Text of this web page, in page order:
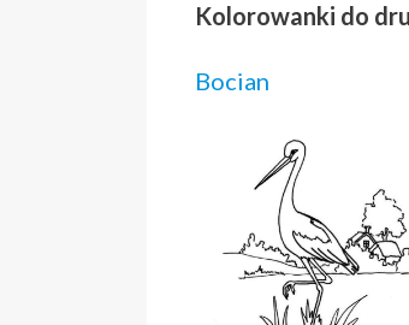
Kolorowanki do
Bocian